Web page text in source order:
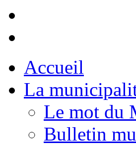
Accueil
La
Le mot du
Bulletin